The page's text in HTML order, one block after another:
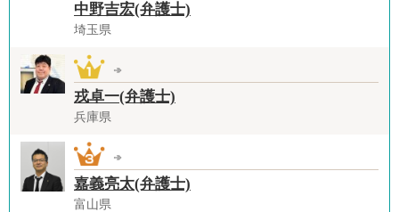
中野吉宏(弁護士)
埼玉県
戎卓一(弁護士)
兵庫県
嘉義亮太(弁護士)
富山県